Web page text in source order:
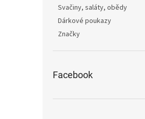
Svačiny, saláty, obědy
Dárkové poukazy
Značky
Facebook